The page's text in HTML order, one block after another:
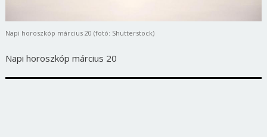
Napi horoszkóp március 20 (fotó: Shutterstock)
Napi horoszkóp március 20